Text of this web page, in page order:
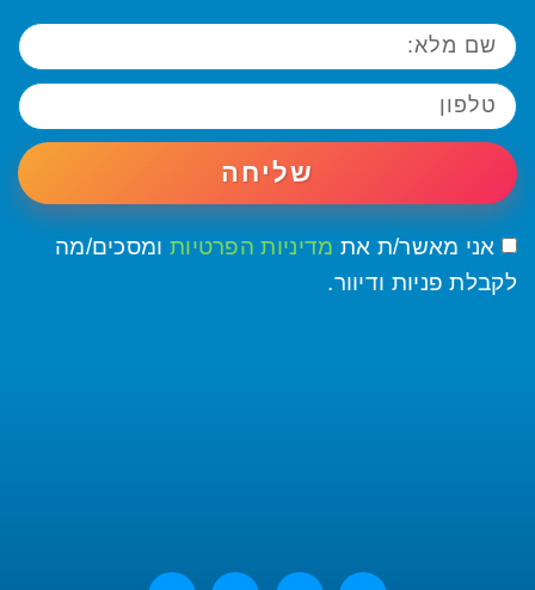
אני מאשר/ת את מדיניות הפרטיות ומסכים/מה
לקבלת פניות ודיוור.
שליחה